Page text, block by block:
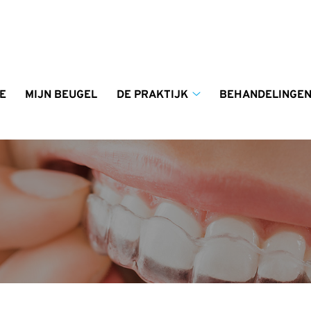
MIJN BEUGEL
DE PRAKTIJK
BEHANDELINGEN